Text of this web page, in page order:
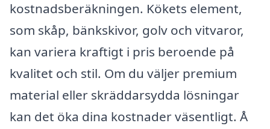
kostnadsberäkningen. Kökets element,
som skåp, bänkskivor, golv och vitvaror,
kan variera kraftigt i pris beroende på
kvalitet och stil. Om du väljer premium
material eller skräddarsydda lösningar
kan det öka dina kostnader väsentligt. Å